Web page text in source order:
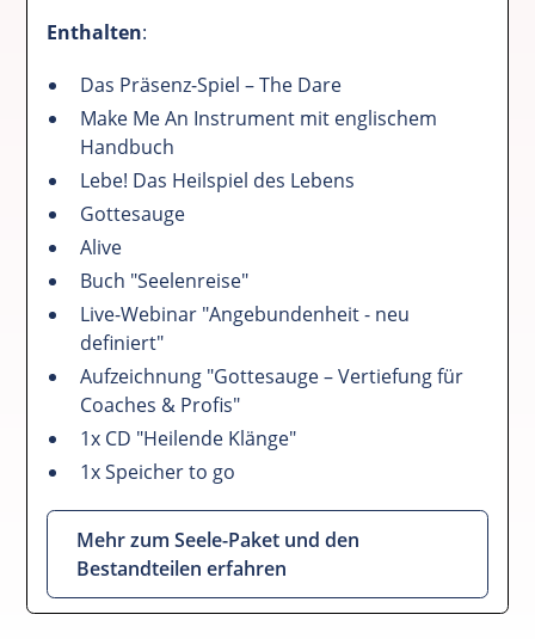
Enthalten:
Das Präsenz-Spiel – The Dare
Make Me An Instrument mit englischem
Handbuch
Lebe! Das Heilspiel des Lebens
Gottesauge
Alive
Buch "Seelenreise"
Live-Webinar "Angebundenheit - neu
definiert"
Aufzeichnung "Gottesauge – Vertiefung für
Coaches & Profis"
1x CD "Heilende Klänge"
1x Speicher to go
Mehr zum Seele-Paket und den
Bestandteilen erfahren